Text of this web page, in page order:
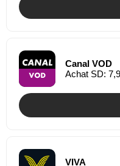
Canal VOD
Achat SD:
VIVA